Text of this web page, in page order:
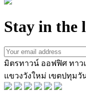
Stay in the
มิตรทาวน์ ออฟฟิศ ทาว
แขวงวังใหม่ เขตปทุมวั